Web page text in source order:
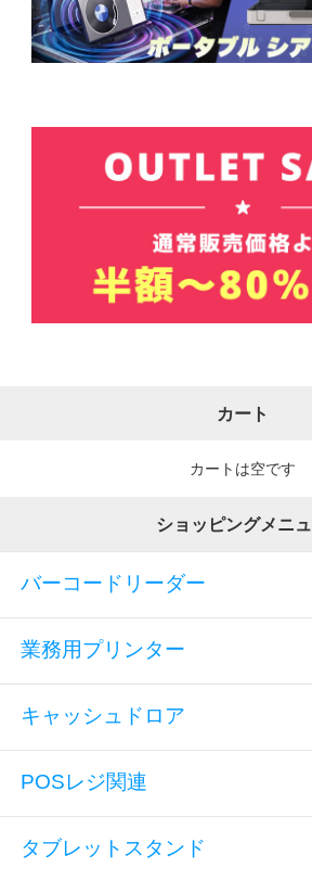
カート
カートは空です
ショッピングメニ
バーコードリーダー
業務用プリンター
キャッシュドロア
POSレジ関連
タブレットスタンド